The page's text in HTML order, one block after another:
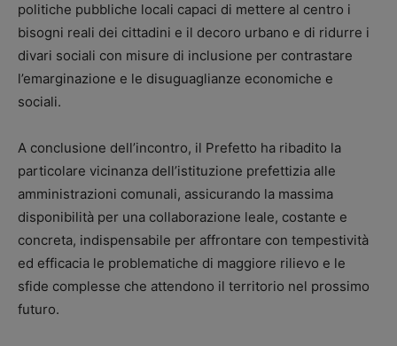
politiche pubbliche locali capaci di mettere al centro i
bisogni reali dei cittadini e il decoro urbano e di ridurre i
divari sociali con misure di inclusione per contrastare
l’emarginazione e le disuguaglianze economiche e
sociali.
A conclusione dell’incontro, il Prefetto ha ribadito la
particolare vicinanza dell’istituzione prefettizia alle
amministrazioni comunali, assicurando la massima
disponibilità per una collaborazione leale, costante e
concreta, indispensabile per affrontare con tempestività
ed efficacia le problematiche di maggiore rilievo e le
sfide complesse che attendono il territorio nel prossimo
futuro.